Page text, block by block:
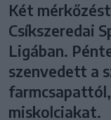
Két
Csíkszeredai
Ligában.
szenvedett a
miskolciakat.